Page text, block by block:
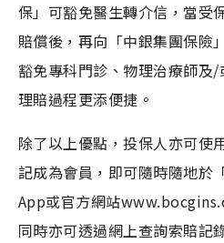
保」可豁免醫生轉介信，當受
賠償後，再向「中銀集團保險
豁免專科門診、物理治療師及
理賠過程更添便捷。
除了以上優點，投保人亦可使
記成為會員，即可隨時隨地於
App或官方網站
同時亦可透過網上查詢索賠記